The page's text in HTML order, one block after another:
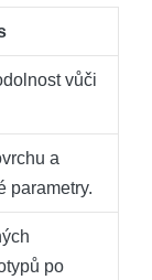
vůči
a
parametry.
po